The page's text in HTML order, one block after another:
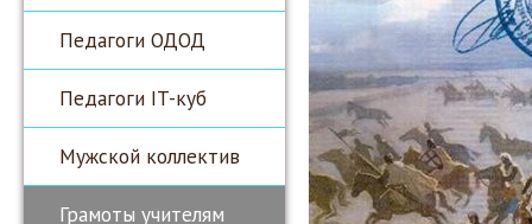
Педагоги ОДОД
Педагоги IT-куб
Мужской коллектив
Грамоты учителям